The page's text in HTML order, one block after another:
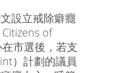
設立戒除癖癮
of
市選後，若支
）計劃的議員